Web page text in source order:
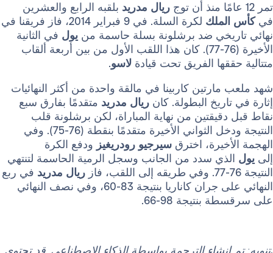
ريال مدريد بلقبه الرابع والعشرين
لكرة السلة. في 9 فبراير 2014، فاز فريقنا في
ضد برشلونة بسلة حاسمة منيولفي الثانية
الأخيرة (76-77). كان هذا اللقب الأول من بين أربعة ألقاب
الفريق تحت قيادةلاسو.
كاربينا في مالقة واحدة من أكثر النهائيات
البطولة. كانريال مدريد متقدمًا بفارق سبع
من نهاية المباراة، لكن برشلونة قلب
النتيجة ودخل الثواني الأخيرة متقدمًا بنقطة (76-75). وفي
اخترق سيرجيو رودريغيزودفع الكرة
سدد من الجانب وسجل الرمية الحاسمة لتنتهي
ريال مدريد في ربع
النهائي على جران كاناريا بنتيجة 83-60، وفي نصف النهائي
98-66.
الترجمة بواسطة الذكاء الاصطناعي. قد تحتوي